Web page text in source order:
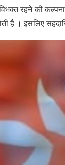
रहने की
है । इसलिए